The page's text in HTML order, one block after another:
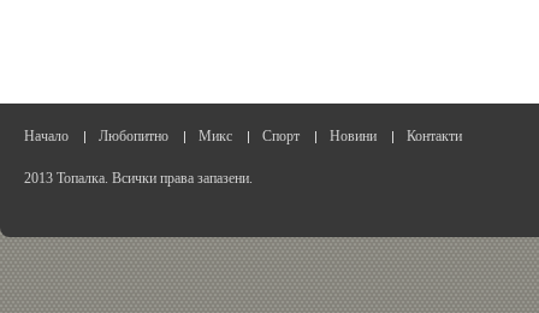
Начало Любопитно Микс Спорт Новини Контакти
2013 Топалка. Всички права запазени.